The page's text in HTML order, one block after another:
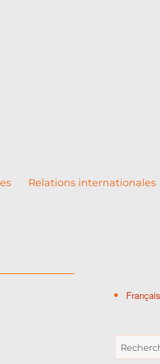
Relations internationales
Français
Recherche
pour :